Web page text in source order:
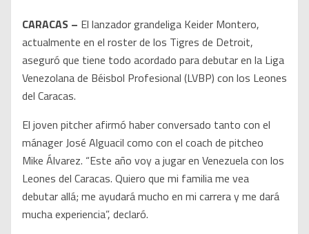
CARACAS – El lanzador grandeliga Keider Montero,
actualmente en el roster de los Tigres de Detroit,
aseguró que tiene todo acordado para debutar en la Liga
Venezolana de Béisbol Profesional (LVBP) con los Leones
del Caracas.
El joven pitcher afirmó haber conversado tanto con el
mánager José Alguacil como con el coach de pitcheo
Mike Álvarez. “Este año voy a jugar en Venezuela con los
Leones del Caracas. Quiero que mi familia me vea
debutar allá; me ayudará mucho en mi carrera y me dará
mucha experiencia”, declaró.